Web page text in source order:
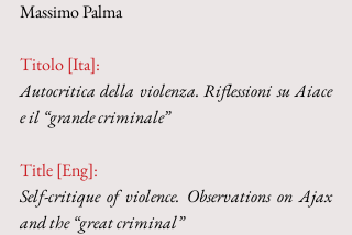
Massimo Palma
Titolo [Ita]:
Autocritica della violenza. Riflessioni su Aiace
e il “grande criminale”
Title [Eng]:
Self-critique of violence. Observations on Ajax
and the “great criminal”